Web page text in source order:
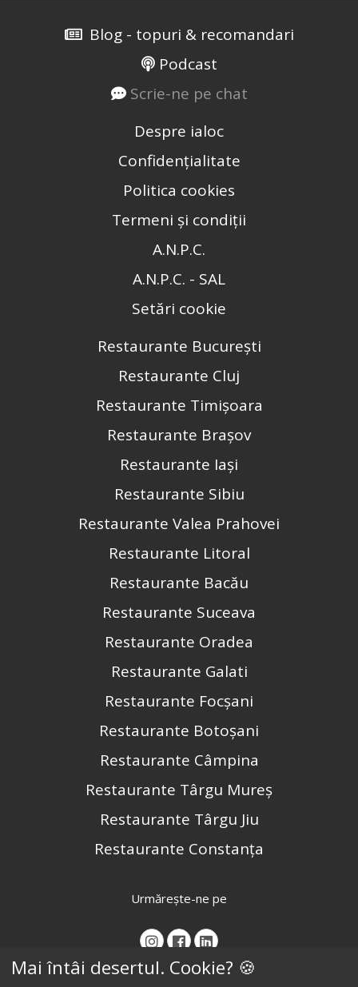
Blog - topuri & recomandari
Podcast
Scrie-ne pe chat
Despre ialoc
Confidențialitate
Politica cookies
Termeni și condiții
A.N.P.C.
A.N.P.C. - SAL
Setări cookie
Restaurante București
Restaurante Cluj
Restaurante Timișoara
Restaurante Brașov
Restaurante Iași
Restaurante Sibiu
Restaurante Valea Prahovei
Restaurante Litoral
Restaurante Bacău
Restaurante Suceava
Restaurante Oradea
Restaurante Galati
Restaurante Focșani
Restaurante Botoșani
Restaurante Câmpina
Restaurante Târgu Mureș
Restaurante Târgu Jiu
Restaurante Constanța
Urmărește-ne pe
Mai întâi desertul. Cookie? 🍪